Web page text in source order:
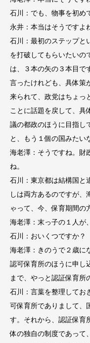
石川：でも、物事を初め
永井：本当はそうですよ
石川：最初のステップと
を打破してもらいたいの
は、３本の矢の３本目で
言ったけれども、具体策
来られて、政党はちょっ
ことに話題を戻して、具
議の都政のほうに目指し
と、もう１個の国みたい
海老澤：そうですね。財
ね。
石川：東京都は結構国と
しは両方あるのですが、
ゃって、今、保育期間の
海老澤：末っ子の１人が
石川：おいくつですか？
海老澤：きのうで２歳に
認可保育所のほうに申し
まで、やっと認証保育所
石川：言葉を整理してお
可保育所でありまして、
す。それから、認証保育
体の独自の制度であって